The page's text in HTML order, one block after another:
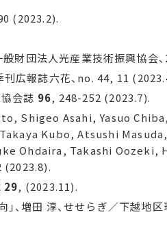
(2023.2).
般財団法人光産業技術振興協
刊広報誌六花、no. 44, 11
会誌 96, 248-252 (2023.7).
Shigeo Asahi, Yasuo
Kubo, Atsushi
Ohdaira, Takashi Oozeki,
(2023.8).
29, (2023.11).
、増田 淳、せせらぎ／下越地